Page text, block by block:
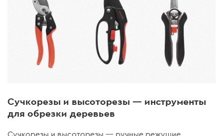
Сучкорезы и высоторезы — инструменты
для обрезки деревьев